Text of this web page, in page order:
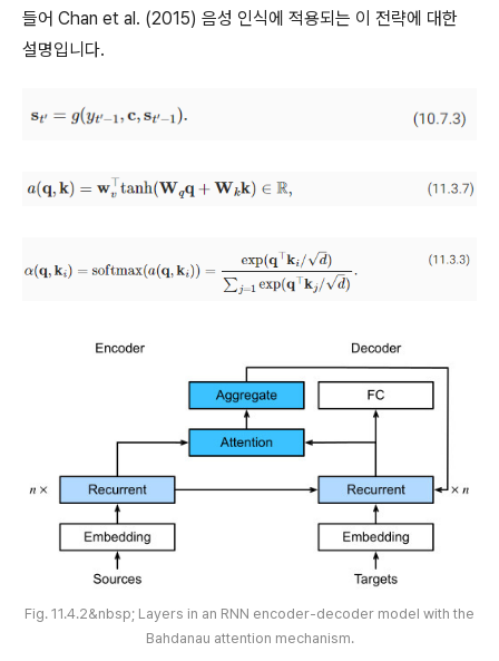
들어 Chan et al. (2015) 음성 인식에 적용되는 이 전략에 대한
설명입니다.
Fig. 11.4.2&nbsp; Layers in an RNN encoder-decoder model with the
Bahdanau attention mechanism.